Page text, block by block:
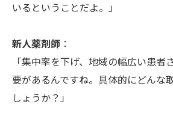
いるということだよ。」
新人薬剤師 ：
「集中率を下げ、地域の幅広い患者
要があるんですね。具体的にどんな
しょうか？」